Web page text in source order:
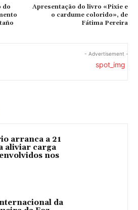
do
Apresentação do livro «Pixie e
o cardume colorido», de
Fátima Pereira
- Advertisement -
arranca a 21
aliviar carga
nos
da